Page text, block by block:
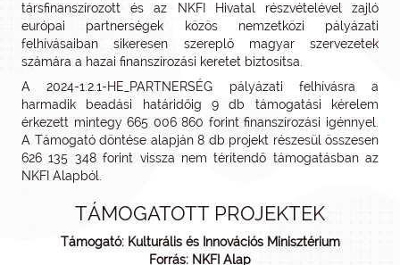
társfinanszírozott és az NKFI Hivatal részvételével zajló
európai partnerségek közös nemzetközi pályázati
felhívásaiban sikeresen szereplő magyar szervezetek
számára a hazai finanszírozási keretet biztosítsa.
A 2024-1.2.1-HE_PARTNERSÉG pályázati felhívásra a
harmadik beadási határidőig 9 db támogatási kérelem
érkezett mintegy 665 006 860 forint finanszírozási igénnyel.
A Támogató döntése alapján 8 db projekt részesül összesen
626 135 348 forint vissza nem térítendő támogatásban az
NKFI Alapból.
TÁMOGATOTT PROJEKTEK
Támogató: Kulturális és Innovációs Minisztérium
Forrás: NKFI Alap